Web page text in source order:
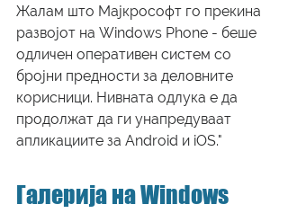
Жалам што Мајкрософт го прекина
развојот на Windows Phone - беше
одличен оперативен систем со
бројни предности за деловните
корисници. Нивната одлука е да
продолжат да ги унапредуваат
апликациите за Android и iOS."
Галерија на Windows